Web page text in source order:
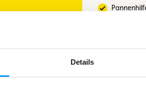
Details
bei einem Unfall